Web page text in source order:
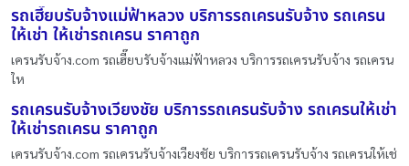
รถเฮี๊ยบรับจ้างแม่ฟ้าหลวง บริการรถเครนรับจ้าง รถเครน
ให้เช่า ให้เช่ารถเครน ราคาถูก
เครนรับจ้าง.com รถเฮี๊ยบรับจ้างแม่ฟ้าหลวง บริการรถเครนรับจ้าง รถเครน
ให
รถเครนรับจ้างเวียงชัย บริการรถเครนรับจ้าง รถเครนให้เช่า
ให้เช่ารถเครน ราคาถูก
เครนรับจ้าง.com รถเครนรับจ้างเวียงชัย บริการรถเครนรับจ้าง รถเครนให้เช่